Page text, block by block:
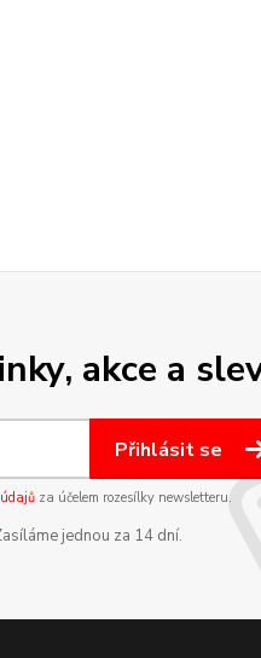
akce a
Přihlásit se
za účelem rozesílky newsletteru.
jednou za 14 dní.